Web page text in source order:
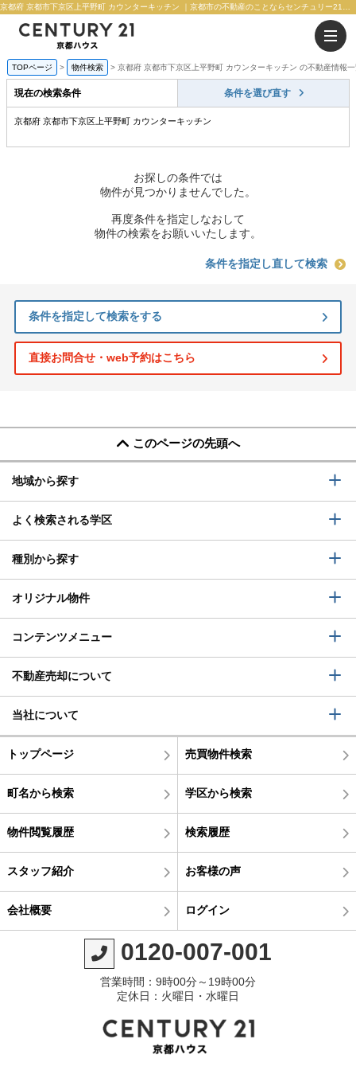
TOPページ 物件検索 京都府 京都市下京区上平野町 カウンターキッチン の不動産情報
現在の検索条件 条件を選び直す
京都府 京都市下京区上平野町 カウンターキッチン
お探しの条件では
物件が見つかりませんでした。
再度条件を指定しなおして
物件の検索をお願いいたします。
条件を指定し直して検索
条件を指定して検索をする
直接お問合せ・web予約はこちら
このページの先頭へ
地域から探す
よく検索される学区
種別から探す
オリジナル物件
コンテンツメニュー
不動産売却について
当社について
トップページ 売買物件検索
町名から検索 学区から検索
物件閲覧履歴 検索履歴
スタッフ紹介 お客様の声
会社概要 ログイン
0120-007-001
営業時間：9時00分～19時00分
定休日：火曜日・水曜日